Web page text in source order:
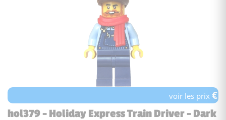
voir les prix€
hol379 - Holiday Express Train Driver - Dark